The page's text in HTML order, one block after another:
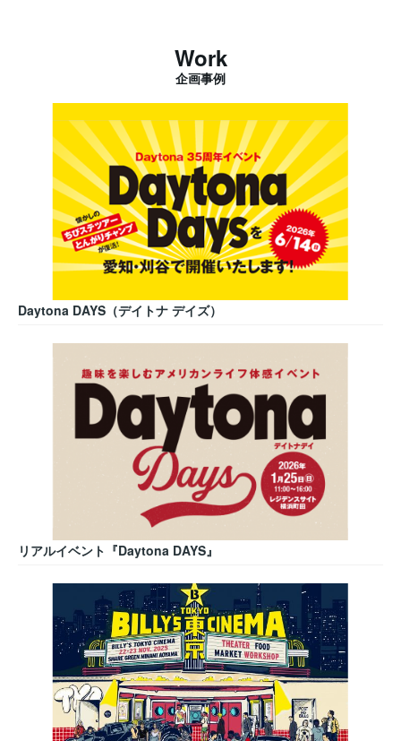
Work
企画事例
Daytona DAYS（デイトナ デイズ）
リアルイベント『Daytona DAYS』